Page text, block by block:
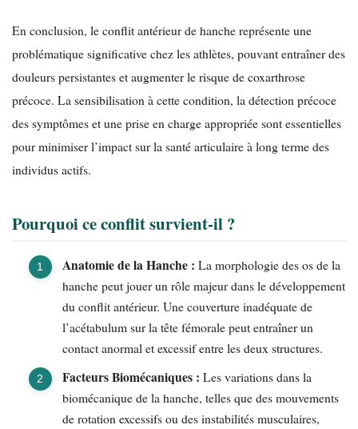
En conclusion, le conflit antérieur de hanche représente une
problématique significative chez les athlètes, pouvant entraîner des
douleurs persistantes et augmenter le risque de coxarthrose
précoce. La sensibilisation à cette condition, la détection précoce
des symptômes et une prise en charge appropriée sont essentielles
pour minimiser l’impact sur la santé articulaire à long terme des
individus actifs.
Pourquoi ce conflit survient-il ?
Anatomie de la Hanche : La morphologie des os de la
hanche peut jouer un rôle majeur dans le développement
du conflit antérieur. Une couverture inadéquate de
l’acétabulum sur la tête fémorale peut entraîner un
contact anormal et excessif entre les deux structures.
Facteurs Biomécaniques : Les variations dans la
biomécanique de la hanche, telles que des mouvements
de rotation excessifs ou des instabilités musculaires,